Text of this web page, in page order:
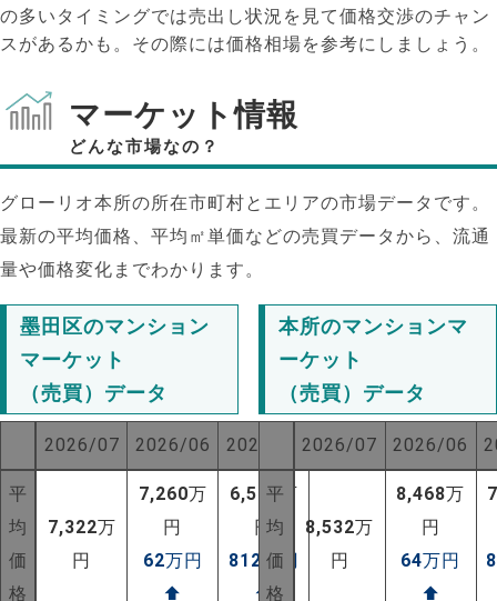
NEW!
NEW!
の多いタイミングでは売出し状況を見て価格交渉のチャン
スがあるかも。その際には価格相場を参考にしましょう。
マーケット情報
どんな市場なの？
グローリオ本所の所在市町村とエリアの市場データです。
最新の平均価格、平均㎡単価などの売買データから、流通
量や価格変化までわかります。
墨田区のマンション
マーケット
（売買）データ
2026/07 2026/06 2025/07
平
均
価
格
7,322万
円
7,260万
円
62万円
⬆
6,510万
円
812 万円
⬆
本所のマンションマ
ーケット
（売買）データ
2026/07 2026/06
平
均
価
格
8,532万
円
8,468万
円
64万円
⬆